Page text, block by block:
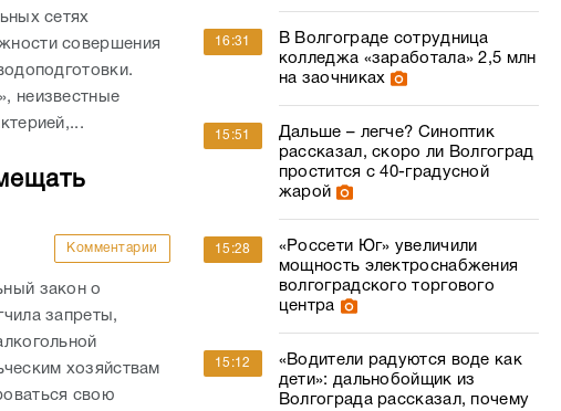
сетях
совершения
неизвестные
Комментарии
закон о
запреты,
хозяйствам
свою
16:31
В Волгограде сотрудница
колледжа «заработала» 2,5 млн
на заочниках
15:51
Дальше – легче? Синоптик
рассказал, скоро ли Волгоград
простится с 40-градусной
жарой
15:28
«Россети Юг» увеличили
мощность электроснабжения
волгоградского торгового
центра
15:12
«Водители радуются воде как
дети»: дальнобойщик из
Волгограда рассказал, почему